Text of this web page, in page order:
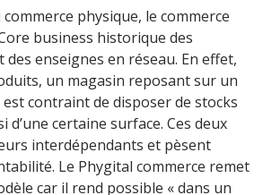
physique, le commerce
business historique des
enseignes en réseau. En effet,
un magasin reposant sur un
contraint de disposer de stocks
d’une certaine surface. Ces deux
interdépendants et pèsent
Le Phygital commerce remet
car il rend possible « dans un